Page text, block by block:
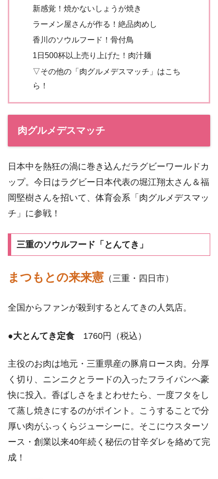
新感覚！焼かないしょうが焼き
ラーメン屋さんが作る！絶品肉めし
香川のソウルフード！骨付鳥
1日500杯以上売り上げた！肉汁麺
▽その他の「肉グルメデスマッチ」はこち
ら！
肉グルメデスマッチ
日本中を熱狂の渦に巻き込んだラグビーワールドカ
ップ。今日はラグビー日本代表の堀江翔太さん＆福
岡堅樹さんを招いて、体育会系「肉グルメデスマッ
チ」に参戦！
三重のソウルフード「とんてき」
まつもとの来来憲 （三重・四日市）
全国からファンが殺到するとんてきの人気店。
●大とんてき定食 1760円（税込）
主役のお肉は地元・三重県産の豚肩ロース肉。分厚
く切り、ニンニクとラードの入ったフライパンへ豪
快に投入。香ばしさをまとわせたら、一度フタをし
て蒸し焼きにするのがポイント。こうすることで分
厚い肉がふっくらジューシーに。そこにウスターソ
ース・創業以来40年続く秘伝の甘辛ダレを絡めて完
成！